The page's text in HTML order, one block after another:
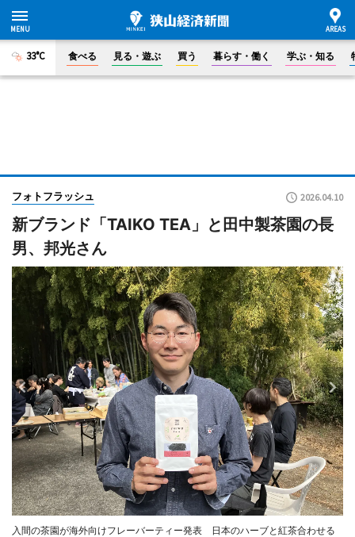
33°C 食べる 見る・遊ぶ 買う 暮らす・働く 学ぶ・知る
フォトフラッシュ 2026.04.10
新ブランド「TAIKO TEA」と田中製茶園の長
男、邦光さん
入間の茶園が海外向けフレーバーティー発表 日本のハーブと紅茶合わせる